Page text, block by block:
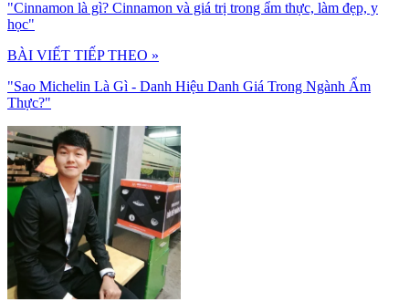
"Cinnamon là gì? Cinnamon và giá trị trong ẩm thực, làm đẹp, y
học"
BÀI VIẾT TIẾP THEO »
"Sao Michelin Là Gì - Danh Hiệu Danh Giá Trong Ngành Ẩm
Thực?"